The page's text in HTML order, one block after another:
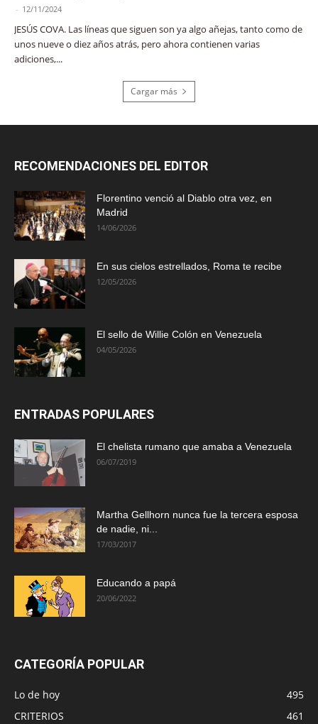
- 12/11/2024
JESÚS COVA. Las líneas que siguen son ya algo añejas, tanto como de
unos nueve o diez años atrás, pero ahora contienen varias
adiciones,...
Cargar más
RECOMENDACIONES DEL EDITOR
Florentino venció al Diablo otra vez, en
Madrid
14/06/2026
En sus cielos estrellados, Roma te recibe
12/05/2026
El sello de Willie Colón en Venezuela
04/05/2026
ENTRADAS POPULARES
El chelista rumano que amaba a Venezuela
06/07/2019
Martha Gellhorn nunca fue la tercera esposa
de nadie, ni...
17/03/2017
Educando a papá
20/06/2022
CATEGORÍA POPULAR
Lo de hoy
495
CRITERIOS
461